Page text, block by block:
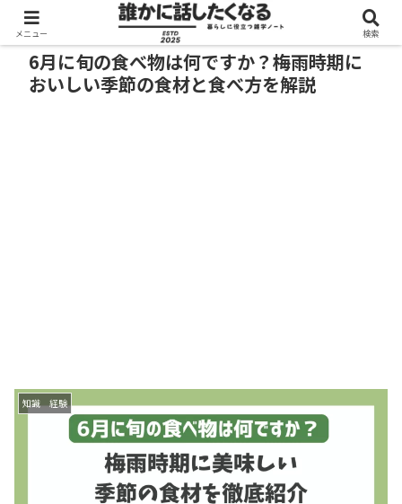
6月に旬の食べ物は何ですか？梅雨時期に
おいしい季節の食材と食べ方を解説
知識 経験
メニュー 検索